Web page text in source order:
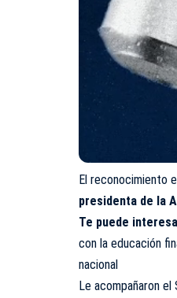
El reconocimiento
presidenta de la
Te puede
con la educación
nacional
Le acompañaron